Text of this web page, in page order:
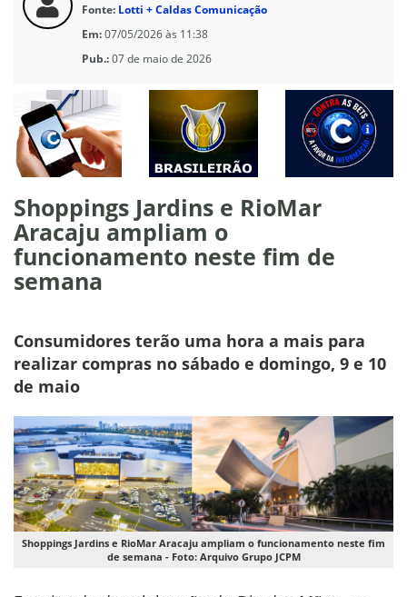
Fonte: Lotti + Caldas Comunicação
Em:07/05/2026 às 11:38
Pub.:07 de maio de 2026
Shoppings Jardins e RioMar
Aracaju ampliam o
funcionamento neste fim de
semana
Consumidores terão uma hora a mais para
realizar compras no sábado e domingo, 9 e 10
de maio
Shoppings Jardins e RioMar Aracaju ampliam o funcionamento neste fim
de semana - Foto: Arquivo Grupo JCPM